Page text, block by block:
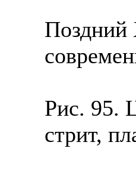
Рис. 95.
стрит,